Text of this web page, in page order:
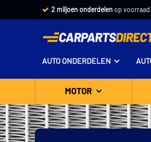
2 miljoen onderdelen op voorraad
AUTO ONDERDELEN
MOTOR